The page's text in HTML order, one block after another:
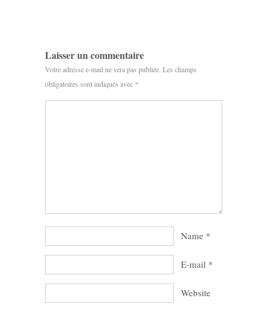
Laisser un commentaire
Votre adresse e-mail ne sera pas publiée. Les champs
obligatoires sont indiqués avec *
Name *
E-mail *
Website